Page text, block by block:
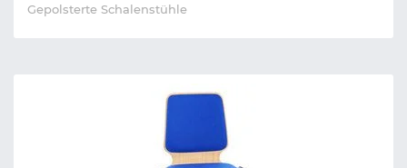
Gepolsterte Schalenstühle